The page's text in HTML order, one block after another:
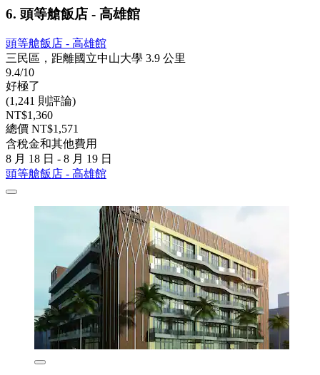
6. 頭等艙飯店 - 高雄館
頭等艙飯店 - 高雄館
三民區，距離國立中山大學 3.9 公里
9.4/10
好極了
(1,241 則評論)
NT$1,360
總價 NT$1,571
含稅金和其他費用
8 月 18 日 - 8 月 19 日
頭等艙飯店 - 高雄館